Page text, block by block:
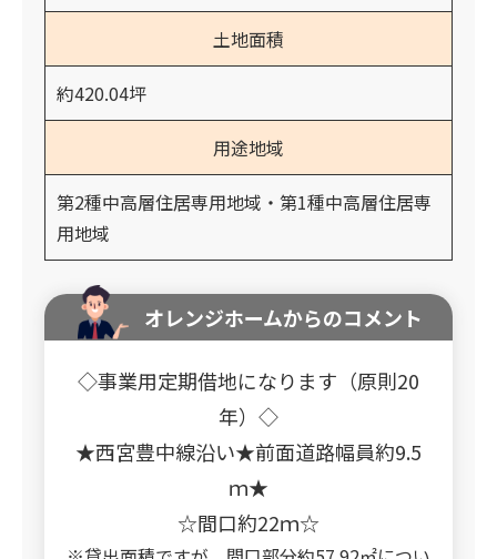
土地面積
約420.04坪
用途地域
第2種中高層住居専用地域・第1種中高層住居専
用地域
オレンジホームからのコメント
◇事業用定期借地になります（原則20
年）◇
★西宮豊中線沿い★前面道路幅員約9.5
ｍ★
☆間口約22ｍ☆